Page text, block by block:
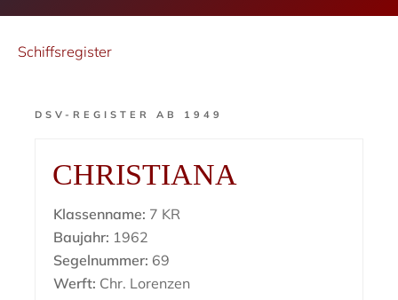
Schiffsregister
DSV-REGISTER AB 1949
CHRISTIANA
Klassenname: 7 KR
Baujahr: 1962
Segelnummer: 69
Werft: Chr. Lorenzen